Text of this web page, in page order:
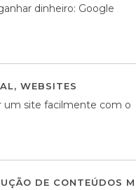
dinheiro: Google
, WEBSITES
um site facilmente com o
DE CONTEÚDOS